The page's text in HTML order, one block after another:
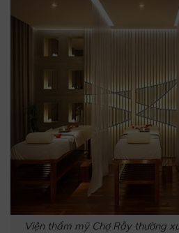
Viện thẩm mỹ Chợ Rẫy thường